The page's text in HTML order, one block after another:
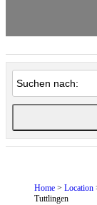
Home > Location
Tuttlingen